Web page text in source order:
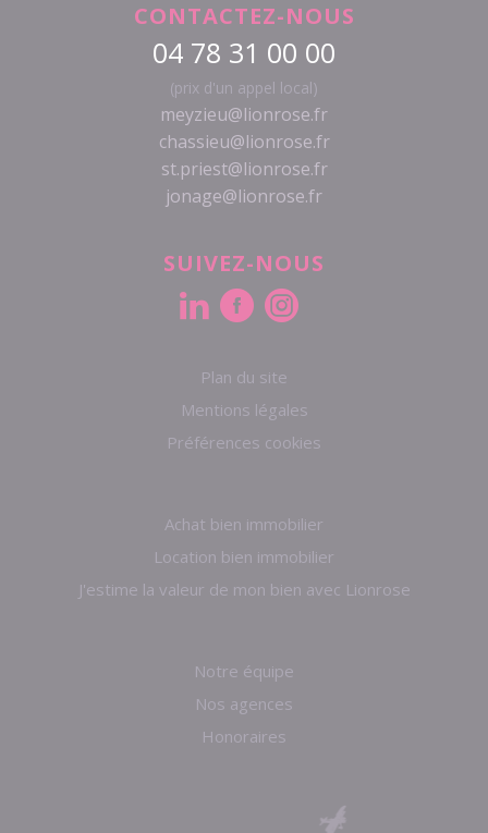
Plan du site
Mentions légales
Préférences cookies
Achat bien immobilier
Location bien immobilier
J'estime la valeur de mon bien avec Lionrose
Notre équipe
Nos agences
Honoraires
CONTACTEZ-NOUS
04 78 31 00 00
(prix d'un appel local)
meyzieu@lionrose.fr
chassieu@lionrose.fr
st.priest@lionrose.fr
jonage@lionrose.fr
SUIVEZ-NOUS